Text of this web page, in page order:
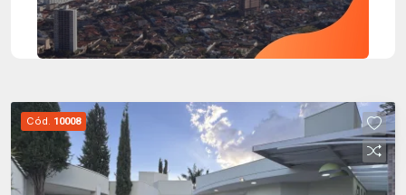
Cód. 10008